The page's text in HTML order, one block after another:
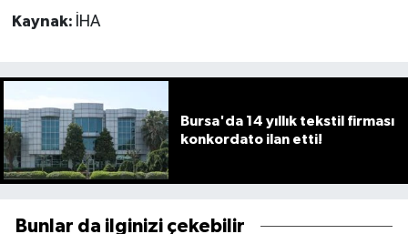
Kaynak: İHA
Bursa'da 14 yıllık tekstil firması
konkordato ilan etti!
Bunlar da ilginizi çekebilir